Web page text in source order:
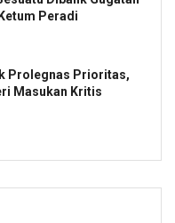
Peradi
Prolegnas Prioritas,
Masukan Kritis